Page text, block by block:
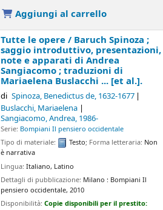
Aggiungi al carrello
Tutte le opere / Baruch Spinoza ;
saggio introduttivo, presentazioni,
note e apparati di Andrea
Sangiacomo ; traduzioni di
Mariaelena Buslacchi ... [et al.].
di Spinoza, Benedictus de, 1632-1677
Buslacchi, Mariaelena
Sangiacomo, Andrea, 1986-
Serie: Bompiani Il pensiero occidentale
Tipo di materiale:
Testo; Forma letteraria: Non
è narrativa
Lingua:Italiano, Latino
Dettagli di pubblicazione: Milano : Bompiani Il
pensiero occidentale, 2010
Disponibilità:Copie disponibili per il prestito: